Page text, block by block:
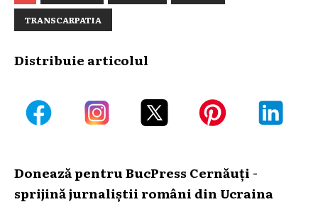
TRANSCARPATIA
Distribuie articolul
Donează pentru BucPress Cernăuți -
sprijină jurnaliștii români din Ucraina